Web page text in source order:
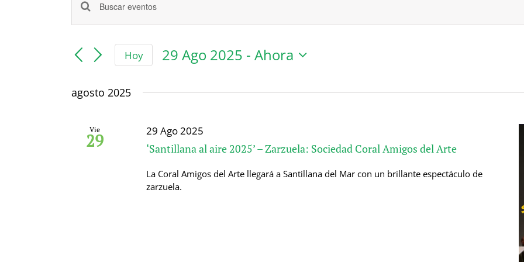
Navegación
de
y
vistas
Introduce
la
clave.
Busca
para
la
clave.
Hoy 29 Ago 2025 - Ahora
agosto 2025
Vie
29 29 Ago 2025
‘Santillana al aire 2025’ – Zarzuela: Sociedad Coral Amigos del Arte
La Coral Amigos del Arte llegará a Santillana del Mar con un brillante espectáculo de
zarzuela.